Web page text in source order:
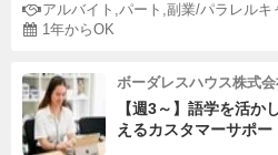
アルバイト,パート,副業/パラレルキ
1年からOK
ボーダレスハウス株式
【週3～】語学を活か
えるカスタマーサポー